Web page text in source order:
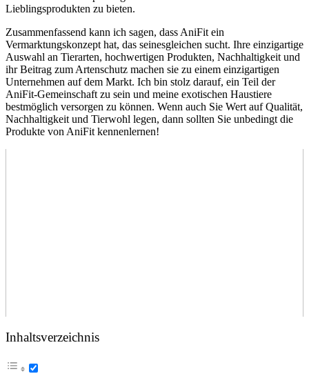
Lieblingsprodukten zu bieten.
⁢Zusammenfassend ⁤kann ich sagen, ⁢dass AniFit ein
⁢Vermarktungskonzept hat, das seinesgleichen sucht. ‍Ihre einzigartige⁢
Auswahl an Tierarten, hochwertigen Produkten, Nachhaltigkeit und
ihr Beitrag zum Artenschutz machen sie zu einem einzigartigen
Unternehmen auf dem Markt. Ich bin stolz darauf, ein Teil der
AniFit-Gemeinschaft zu sein und meine exotischen Haustiere
bestmöglich versorgen zu können. Wenn auch Sie Wert auf Qualität,
Nachhaltigkeit und Tierwohl legen, dann sollten Sie unbedingt die
Produkte von AniFit kennenlernen!
Inhaltsverzeichnis